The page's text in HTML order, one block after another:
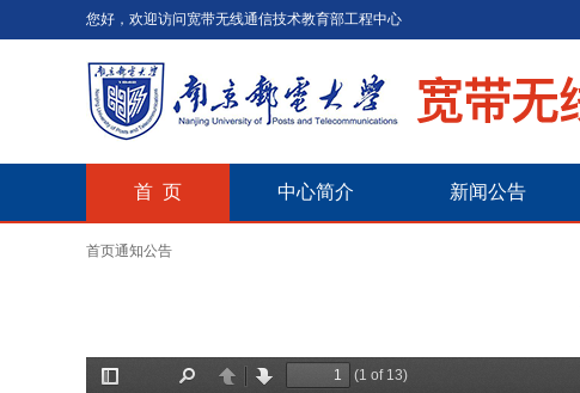
您好，欢迎访问宽带无线通信技术教育部工程中心
首 页 中心简介 新闻公告
首页通知公告